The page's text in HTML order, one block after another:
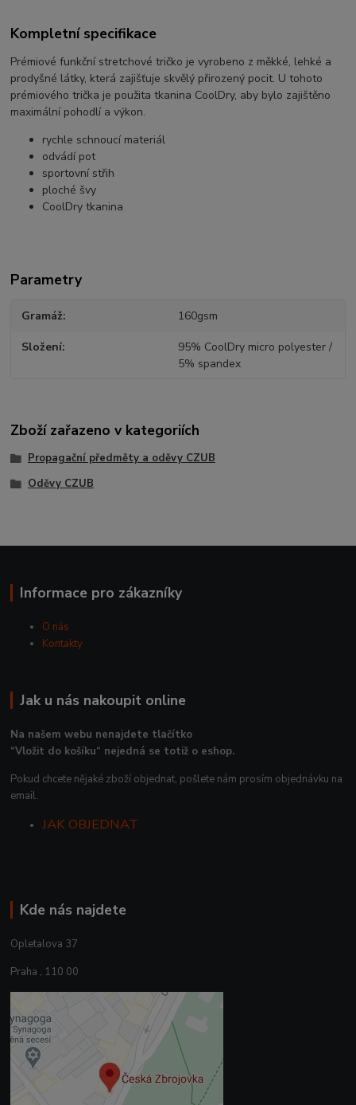
Kompletní specifikace
Prémiové funkční stretchové tričko je vyrobeno z měkké, lehké a
prodyšné látky, která zajišťuje skvělý přirozený pocit. U tohoto
prémiového trička je použita tkanina CoolDry, aby bylo zajištěno
maximální pohodlí a výkon.
rychle schnoucí materiál
odvádí pot
sportovní střih
ploché švy
CoolDry tkanina
Parametry
Gramáž 160gsm
Složení
95% CoolDry micro polyester /
5% spandex
Zboží zařazeno v kategoriích
Propagační předměty a oděvy CZUB
Oděvy CZUB
Informace pro zákazníky
O nás
Kontakty
Jak u nás nakoupit online
Na našem webu nenajdete tlačítko
“Vložit do košíku“ nejedná se totiž o eshop.
Pokud chcete nějaké zboží objednat, pošlete nám prosím objednávku na
email.
JAK OBJEDNAT
Kde nás najdete
Opletalova 37
Praha , 110 00